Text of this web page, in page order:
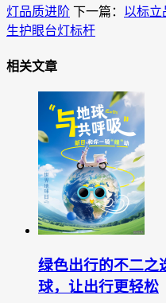
灯品质进阶 下一篇： 以标立
生护眼台灯标杆
相关文章
绿色出行的不二之
球，让出行更轻松